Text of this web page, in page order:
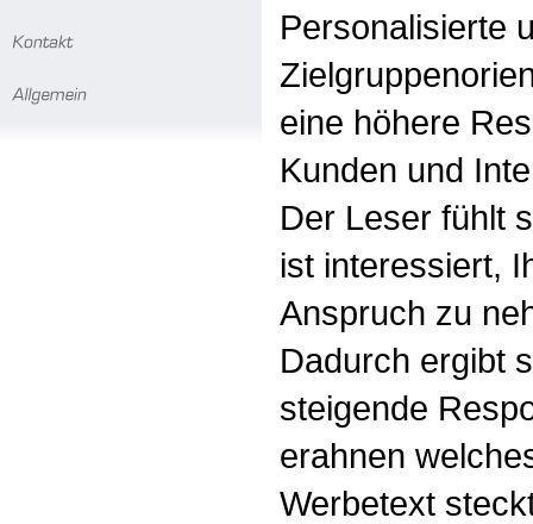
Personalisierte
eine höhere
Kunden und
Der Leser fühlt
ist interessiert,
Anspruch zu
Dadurch ergibt
steigende
erahnen
Werbetext